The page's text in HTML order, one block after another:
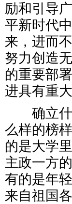
励和引导
平新时代
来，进而
努力创造
的重要部
进具有重
确立什
么样的榜
的是大学
主政一方
有的是年
来自祖国